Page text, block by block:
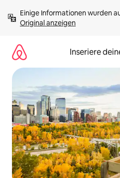
Inhalten
springenOriginal anzeigen
Inseriere